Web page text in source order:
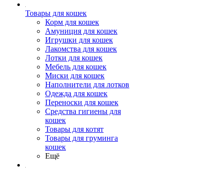
Товары для кошек
Корм для кошек
Амуниция для кошек
Игрушки для кошек
Лакомства для кошек
Лотки для кошек
Мебель для кошек
Миски для кошек
Наполнители для лотков
Одежда для кошек
Переноски для кошек
Средства гигиены для
кошек
Товары для котят
Товары для груминга
кошек
Ещё